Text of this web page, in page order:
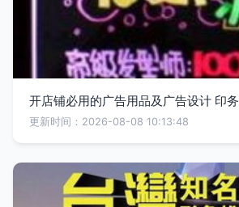
开店铺必用的广告用品及广告设计 印务
更新时间：2026-08-08 10:13:48